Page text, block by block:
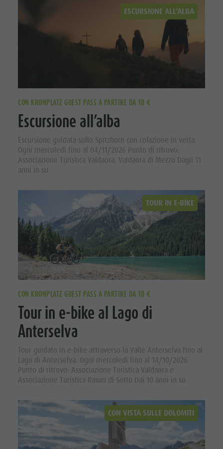
ESCURSIONE ALL’ALBA
CON KRONPLATZ GUEST PASS A PARTIRE DA 10 €
Escursione all’alba
Escursione guidata sullo Spitzhorn con colazione in vetta.
Ogni mercoledì fino al 04/11/2026 Punto di ritrovo:
Associazione Turistica Valdaora, Valdaora di Mezzo Dagli 11
anni in su
TOUR IN E-BIKE
CON KRONPLATZ GUEST PASS A PARTIRE DA 10 €
Tour in e-bike al Lago di
Anterselva
Tour guidato in e-bike attraverso la Valle Anterselva fino al
Lago di Anterselva. Ogni mercoledì fino al 14/10/2026
Punto di ritrovo: Associazione Turistica Valdaora e
Associazione Turistica Rasun di Sotto Dai 10 anni in su
CON VISTA SULLE DOLOMITI